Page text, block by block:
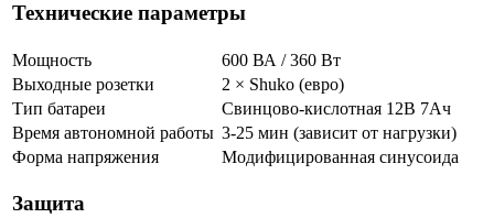
Технические параметры
Мощность
600 ВА / 360 Вт
Выходные розетки
2 × Shuko (евро)
Тип батареи
Свинцово-кислотная 12В 7Ач
Время автономной работы 3-25 мин (зависит от нагрузки)
Форма напряжения
Модифицированная синусоида
Защита